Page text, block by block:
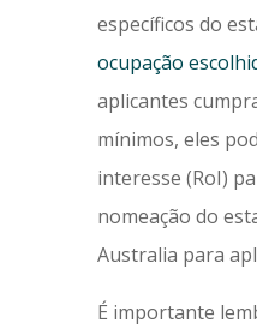
específicos do
ocupação
aplicantes
mínimos, eles
interesse (RoI)
nomeação do
Australia para
É importante